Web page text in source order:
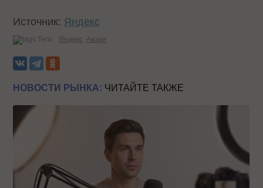
Источник: Яндекс
Теги: Яндекс Акции
НОВОСТИ РЫНКА: ЧИТАЙТЕ ТАКЖЕ